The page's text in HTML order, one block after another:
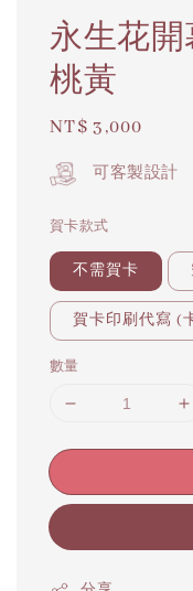
永生花
桃黃
Regular
price
NT$ 3,000
可客製設計
賀卡款式
不需賀卡
賀卡印刷代寫 (
數量